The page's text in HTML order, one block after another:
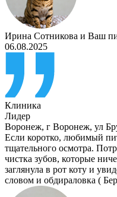
Ирина Сотникова и Ваш
06.08.2025
Клиника
Лидер
Воронеж, г Воронеж, ул
Если коротко, любимый
тщательного осмотра.
чистка зубов, которые
заглянула в рот коту и
словом и обдираловка (